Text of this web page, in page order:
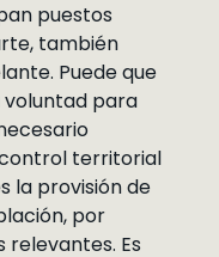
puestos
también
Puede que
voluntad para
territorial
la provisión de
por
Es